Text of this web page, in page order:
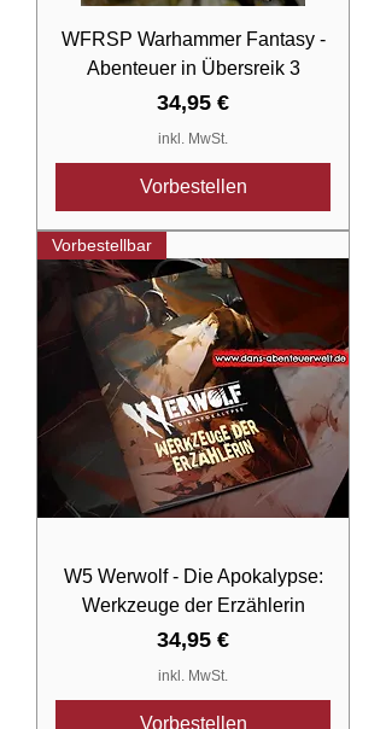
WFRSP Warhammer Fantasy -
Abenteuer in Übersreik 3
Preis
34,95 €
inkl. MwSt.
Vorbestellen
Vorbestellbar
W5 Werwolf - Die Apokalypse:
Werkzeuge der Erzählerin
Preis
34,95 €
inkl. MwSt.
Vorbestellen